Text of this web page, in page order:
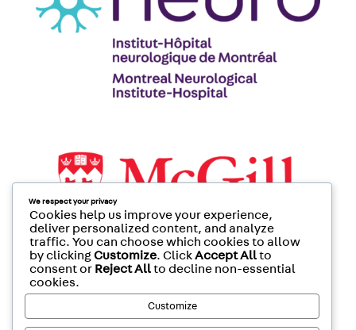
We respect your privacy
Cookies help us improve your experience,
deliver personalized content, and analyze
traffic. You can choose which cookies to allow
by clickingCustomize. ClickAccept Allto
consent or Reject Allto decline non-essential
cookies.
Customize